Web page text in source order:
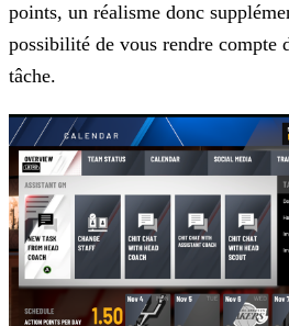
points, un réalisme donc
possibilité de vous rendre compte
tâche.